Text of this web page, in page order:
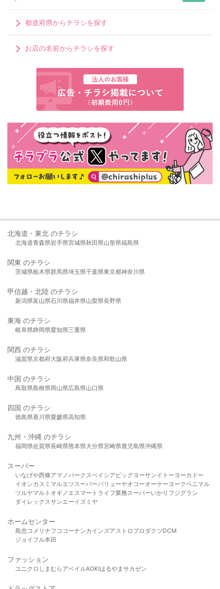
都道府県からチラシを探す
お店の名前からチラシを探す
北海道・東北 のチラシ
北海道青森県岩手県宮城県秋田県山形県福島県
関東 のチラシ
茨城県栃木県群馬県埼玉県千葉県東京都神奈川県
甲信越・北陸 のチラシ
新潟県富山県石川県福井県山梨県長野県
東海 のチラシ
岐阜県静岡県愛知県三重県
関西 のチラシ
滋賀県京都府大阪府兵庫県奈良県和歌山県
中国 のチラシ
鳥取県島根県岡山県広島県山口県
四国 のチラシ
徳島県香川県愛媛県高知県
九州・沖縄 のチラシ
福岡県佐賀県長崎県熊本県大分県宮崎県鹿児島県沖縄県
スーパー
いなげや西條アマノパークスベイシア ビッグヨーサンイトーヨーカドー
イオンカスミ マルエツスーパーバリューヤオコーオーケー ヨークベニマル
ツルヤマルト オギノ エスマート ライフ業務スーパーいかり フジグラン
ダイレックスサンエーイズミヤ
ホームセンター
島忠 コメリ ナフコ コーナンカインズアストロプロダクツDCM
ジョイフル本田
ファッション
ユニクロ しまむら アベイルAOKIはるやま サカゼン